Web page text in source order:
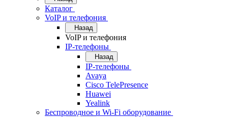
Каталог
VoIP и телефония
Назад
VoIP и телефония
IP-телефоны
Назад
IP-телефоны
Avaya
Cisco TelePresence
Huawei
Yealink
Беспроводное и Wi-Fi оборудование